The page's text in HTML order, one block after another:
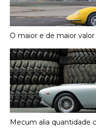
O maior e de maior
Mecum alia quantidade